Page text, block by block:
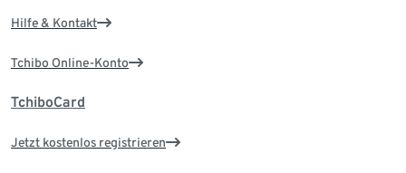
Hilfe & Kontakt
Tchibo Online-Konto
TchiboCard
Jetzt kostenlos registrieren